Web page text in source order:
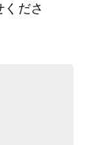
くださ